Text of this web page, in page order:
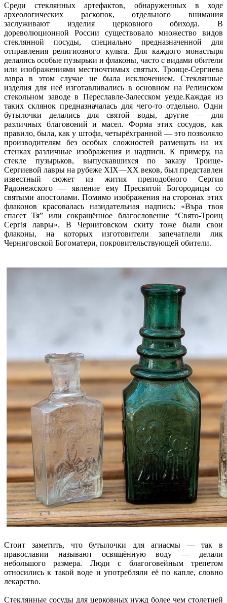
Среди стеклянных артефактов, обнаруженных в ходе
археологических раскопок, отдельного внимания
заслуживают изделия церковного обихода. В
дореволюционной России существовало множество видов
стеклянной посуды, специально предназначенной для
отправления религиозного культа. Для каждого монастыря
делались особые пузырьки и флаконы, часто с видами обители
или изображениями местночтимых святых. Троице-Сергиева
лавра в этом случае не была исключением. Стеклянные
изделия для неё изготавливались в основном на Релинском
стекольном заводе в Переславле-Залесском уезде.Каждая из
таких склянок предназначалась для чего-то отдельно. Одни
бутылочки делались для святой воды, другие — для
различных благовоний и масел. Форма этих сосудов, как
правило, была, как у штофа, четырёхгранной — это позволяло
производителям без особых сложностей размещать на их
стенках различные изображения и надписи. К примеру, на
стекле пузырьков, выпускавшихся по заказу Троице-
Сергиевой лавры на рубеже XIX—XX веков, был представлен
известный сюжет из жития преподобного Сергия
Радонежского — явление ему Пресвятой Богородицы со
святыми апостолами. Помимо изображения на сторонах этих
флаконов красовалась назидательная надпись: «Въра твоя
спасет Тя” или сокращённое благословение “Свято-Троиц
Сергiя лавры». В Черниговском скиту тоже были свои
флаконы, на которых изготовители запечатлели лик
Черниговской Богоматери, покровительствующей обители.
Стоит заметить, что бутылочки для агиасмы — так в
православии называют освящённую воду — делали
небольшого размера. Люди с благоговейным трепетом
относились к такой воде и употребляли её по капле, словно
лекарство.
Стеклянные сосуды для церковных нужд более чем столетней